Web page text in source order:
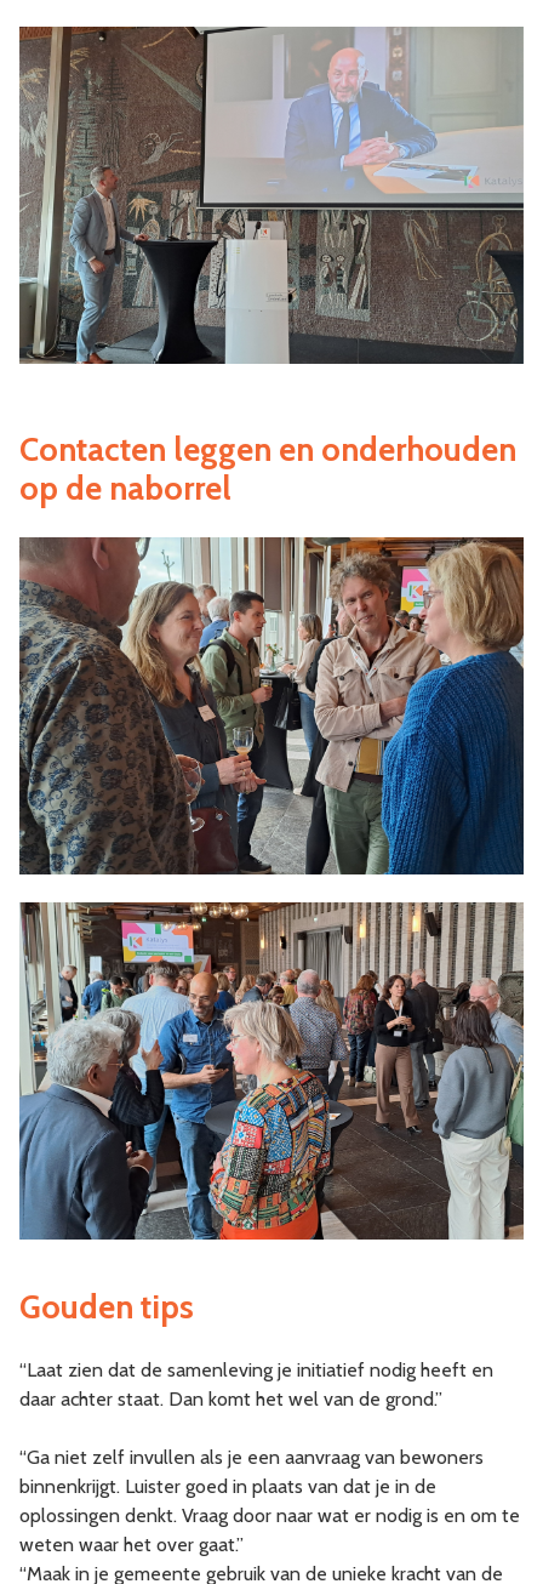
Contacten leggen en onderhouden
op de naborrel
Gouden tips
“Laat zien dat de samenleving je initiatief nodig heeft en
daar achter staat. Dan komt het wel van de grond.”
“Ga niet zelf invullen als je een aanvraag van bewoners
binnenkrijgt. Luister goed in plaats van dat je in de
oplossingen denkt. Vraag door naar wat er nodig is en om te
weten waar het over gaat.”
“Maak in je gemeente gebruik van de unieke kracht van de